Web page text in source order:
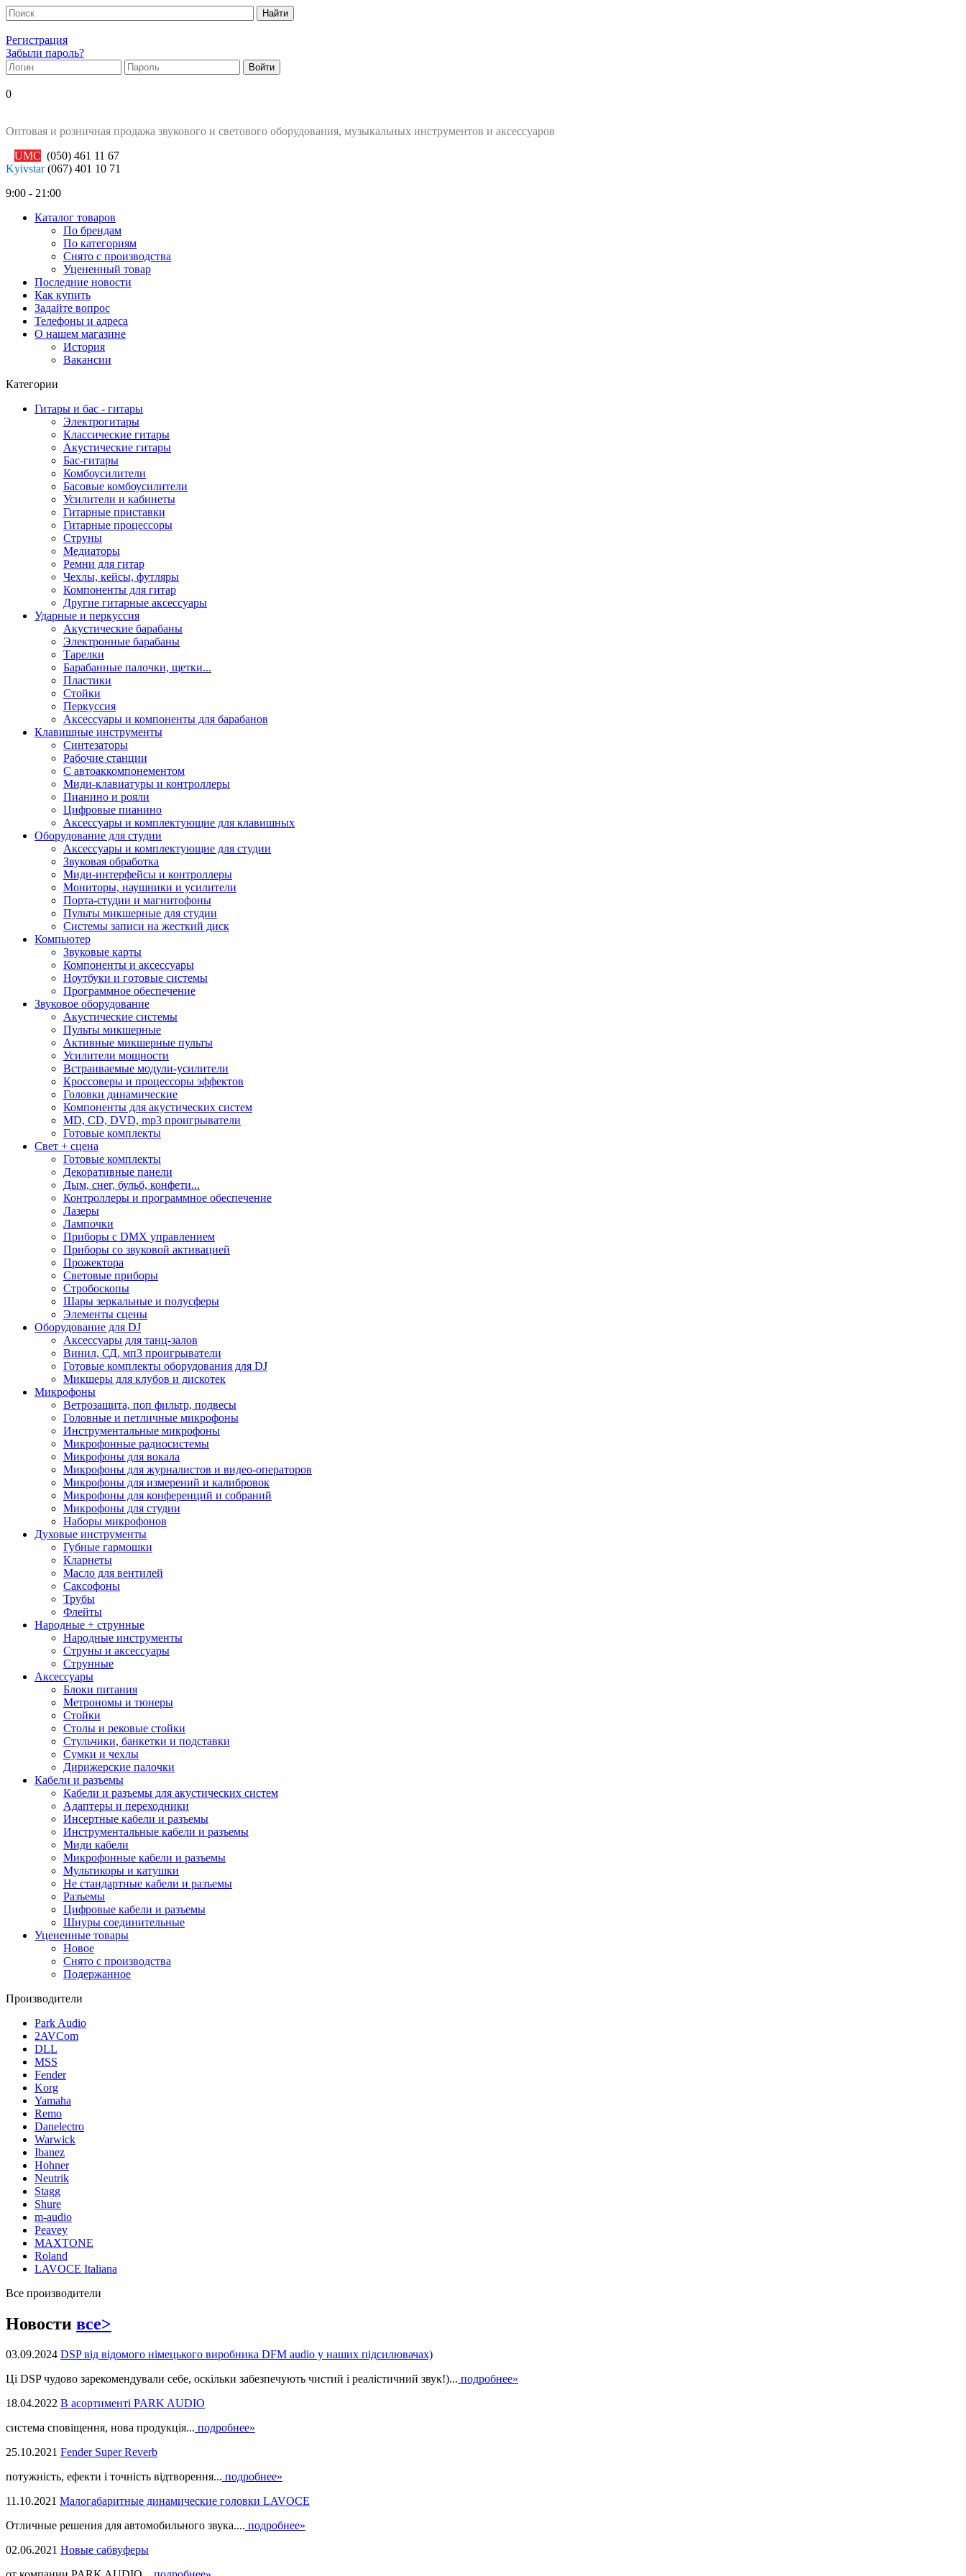
Регистрация
Забыли пароль?
0
Оптовая и розничная продажа звукового и светового оборудования, музыкальных инструментов и аксессуаров
UMC (050) 461 11 67
Kyivstar (067) 401 10 71
9:00 - 21:00
Каталог товаров
По брендам
По категориям
Снято с производства
Уцененный товар
Последние новости
Как купить
Задайте вопрос
Телефоны и адреса
О нашем магазине
История
Вакансии
Категории
Гитары и бас - гитары
Электрогитары
Классические гитары
Акустические гитары
Бас-гитары
Комбоусилители
Басовые комбоусилители
Усилители и кабинеты
Гитарные приставки
Гитарные процессоры
Струны
Медиаторы
Ремни для гитар
Чехлы, кейсы, футляры
Компоненты для гитар
Другие гитарные аксессуары
Ударные и перкуссия
Акустические барабаны
Электронные барабаны
Тарелки
Барабанные палочки, щетки...
Пластики
Стойки
Перкуссия
Аксессуары и компоненты для барабанов
Клавишные инструменты
Синтезаторы
Рабочие станции
С автоаккомпонементом
Миди-клавиатуры и контроллеры
Пианино и рояли
Цифровые пианино
Аксессуары и комплектующие для клавишных
Оборудование для студии
Аксессуары и комплектующие для студии
Звуковая обработка
Миди-интерфейсы и контроллеры
Мониторы, наушники и усилители
Порта-студии и магнитофоны
Пульты микшерные для студии
Системы записи на жесткий диск
Компьютер
Звуковые карты
Компоненты и аксессуары
Ноутбуки и готовые системы
Программное обеспечение
Звуковое оборудование
Акустические системы
Пульты микшерные
Активные микшерные пульты
Усилители мощности
Встраиваемые модули-усилители
Кроссоверы и процессоры эффектов
Головки динамические
Компоненты для акустических систем
MD, CD, DVD, mp3 проигрыватели
Готовые комплекты
Свет + сцена
Готовые комплекты
Декоративные панели
Дым, снег, бульб, конфети...
Контроллеры и программное обеспечение
Лазеры
Лампочки
Приборы с DMX управлением
Приборы со звуковой активацией
Прожектора
Световые приборы
Стробоскопы
Шары зеркальные и полусферы
Элементы сцены
Оборудование для DJ
Аксессуары для танц-залов
Винил, СД, мп3 проигрыватели
Готовые комплекты оборудования для DJ
Микшеры для клубов и дискотек
Микрофоны
Ветрозащита, поп фильтр, подвесы
Головные и петличные микрофоны
Инструментальные микрофоны
Микрофонные радиосистемы
Микрофоны для вокала
Микрофоны для журналистов и видео-операторов
Микрофоны для измерений и калибровок
Микрофоны для конференций и собраний
Микрофоны для студии
Наборы микрофонов
Духовые инструменты
Губные гармошки
Кларнеты
Масло для вентилей
Саксофоны
Трубы
Флейты
Народные + струнные
Народные инструменты
Струны и аксессуары
Струнные
Аксессуары
Блоки питания
Метрономы и тюнеры
Стойки
Столы и рековые стойки
Стульчики, банкетки и подставки
Сумки и чехлы
Дирижерские палочки
Кабели и разъемы
Кабели и разъемы для акустических систем
Адаптеры и переходники
Инсертные кабели и разъемы
Инструментальные кабели и разъемы
Миди кабели
Микрофонные кабели и разъемы
Мультикоры и катушки
Не стандартные кабели и разъемы
Разъемы
Цифровые кабели и разъемы
Шнуры соединительные
Уцененные товары
Новое
Снято с производства
Подержанное
Производители
Park Audio
2AVCom
DLL
MSS
Fender
Korg
Yamaha
Remo
Danelectro
Warwick
Ibanez
Hohner
Neutrik
Stagg
Shure
m-audio
Peavey
MAXTONE
Roland
LAVOCE Italiana
Все производители
Новости все>
03.09.2024 DSP від відомого німецького виробника DFM audio у наших підсилювачах)
Ці DSP чудово зарекомендували себе, оскільки забезпечують чистий і реалістичний звук!)... подробнее»
18.04.2022 В асортименті PARK AUDIO
система сповіщення, нова продукцiя... подробнее»
25.10.2021 Fender Super Reverb
потужність, ефекти і точність відтворення... подробнее»
11.10.2021 Малогабаритные динамические головки LAVOCE
Отличные решения для автомобильного звука.... подробнее»
02.06.2021 Новые сабвуферы